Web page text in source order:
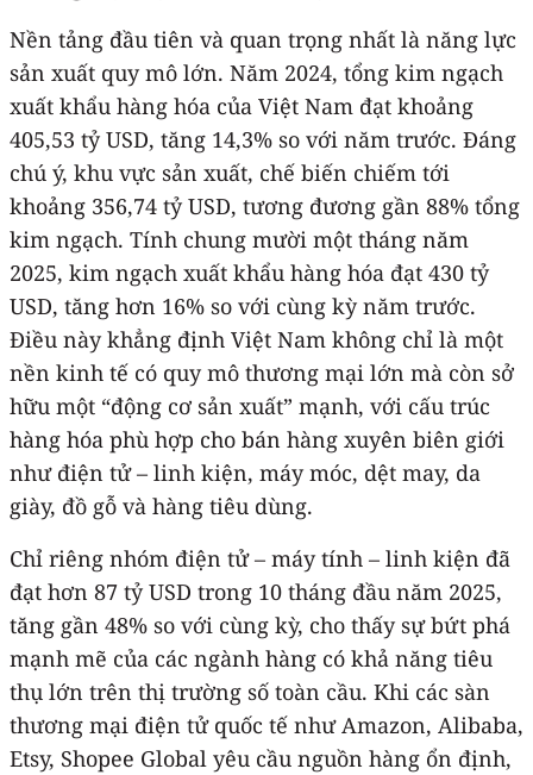
Nền tảng đầu tiên và quan trọng nhất là năng lực
sản xuất quy mô lớn. Năm 2024, tổng kim ngạch
xuất khẩu hàng hóa của Việt Nam đạt khoảng
405,53 tỷ USD, tăng 14,3% so với năm trước. Đáng
chú ý, khu vực sản xuất, chế biến chiếm tới
khoảng 356,74 tỷ USD, tương đương gần 88% tổng
kim ngạch. Tính chung mười một tháng năm
2025, kim ngạch xuất khẩu hàng hóa đạt 430 tỷ
USD, tăng hơn 16% so với cùng kỳ năm trước.
Điều này khẳng định Việt Nam không chỉ là một
nền kinh tế có quy mô thương mại lớn mà còn sở
hữu một “động cơ sản xuất” mạnh, với cấu trúc
hàng hóa phù hợp cho bán hàng xuyên biên giới
như điện tử – linh kiện, máy móc, dệt may, da
giày, đồ gỗ và hàng tiêu dùng.
Chỉ riêng nhóm điện tử – máy tính – linh kiện đã
đạt hơn 87 tỷ USD trong 10 tháng đầu năm 2025,
tăng gần 48% so với cùng kỳ, cho thấy sự bứt phá
mạnh mẽ của các ngành hàng có khả năng tiêu
thụ lớn trên thị trường số toàn cầu. Khi các sàn
thương mại điện tử quốc tế như Amazon, Alibaba,
Etsy, Shopee Global yêu cầu nguồn hàng ổn định,